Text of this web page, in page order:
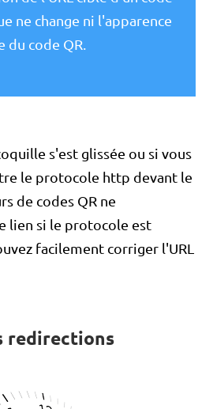
ne change ni l'apparence
du code QR.
s'est glissée ou si vous
le protocole http devant le
de codes QR ne
lien si le protocole est
facilement corriger l'URL
redirections